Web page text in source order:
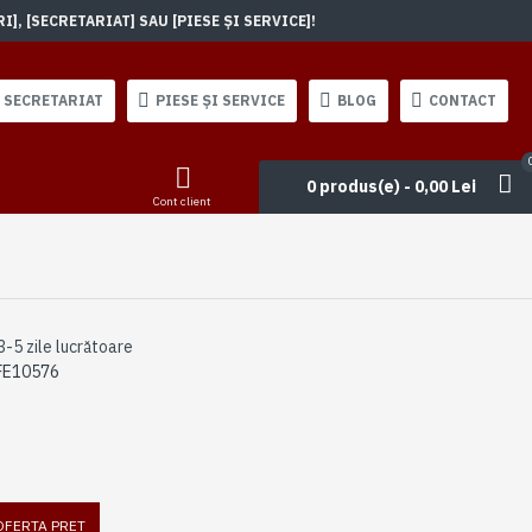
[SECRETARIAT] SAU [PIESE ȘI SERVICE]!
SECRETARIAT PIESE ȘI SERVICE BLOG CONTACT
Cont client
0 produs(e) - 0,00 Lei
5 zile lucrătoare
PRET